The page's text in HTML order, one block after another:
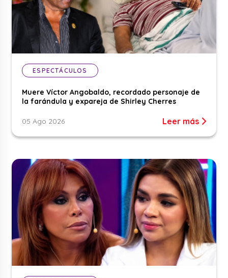
ESPECTÁCULOS
Muere Víctor Angobaldo, recordado personaje de
la farándula y expareja de Shirley Cherres
05 Ago 2026 Leer más